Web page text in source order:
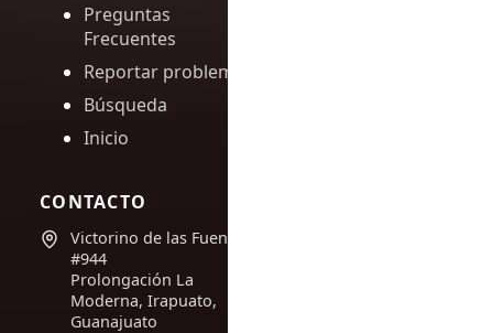
Preguntas
Frecuentes
Reportar problema
Búsqueda
Inicio
CONTACTO
Victorino de las Fuentes
#944
Prolongación La
Moderna, Irapuato,
Guanajuato